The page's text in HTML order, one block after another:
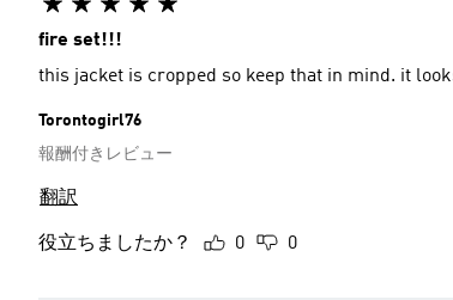
fire set!!!
this jacket is cropped so keep that in mind. it
Torontogirl76
報酬付きレビュー
翻訳
役立ちましたか？ 0 0